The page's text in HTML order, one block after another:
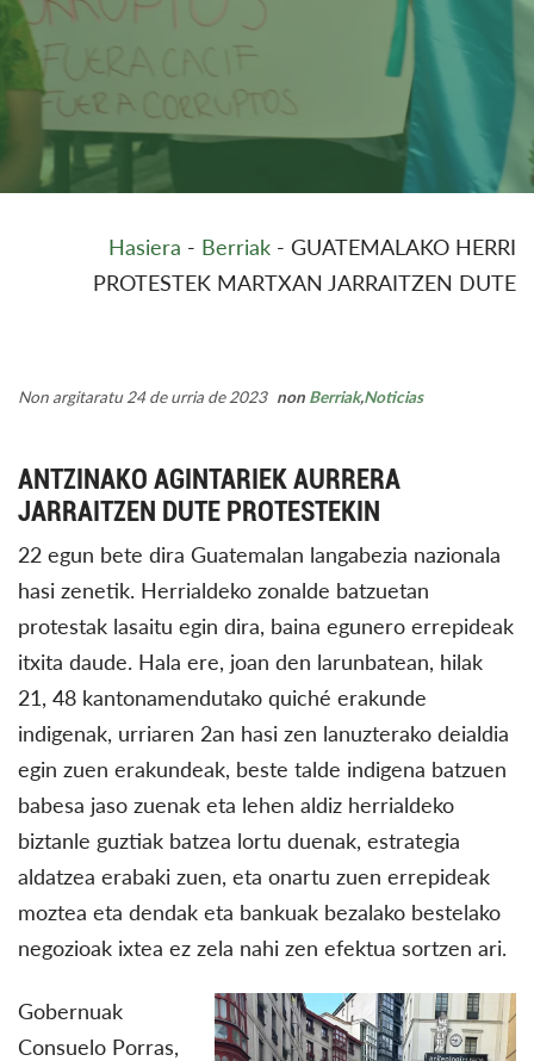
Hasiera - Berriak - GUATEMALAKO HERRI
PROTESTEK MARTXAN JARRAITZEN DUTE
Non argitaratu 24 de urria de 2023 non Berriak,Noticias
ANTZINAKO AGINTARIEK AURRERA
JARRAITZEN DUTE PROTESTEKIN
22 egun bete dira Guatemalan langabezia nazionala
hasi zenetik. Herrialdeko zonalde batzuetan
protestak lasaitu egin dira, baina egunero errepideak
itxita daude. Hala ere, joan den larunbatean, hilak
21, 48 kantonamendutako quiché erakunde
indigenak, urriaren 2an hasi zen lanuzterako deialdia
egin zuen erakundeak, beste talde indigena batzuen
babesa jaso zuenak eta lehen aldiz herrialdeko
biztanle guztiak batzea lortu duenak, estrategia
aldatzea erabaki zuen, eta onartu zuen errepideak
moztea eta dendak eta bankuak bezalako bestelako
negozioak ixtea ez zela nahi zen efektua sortzen ari.
Gobernuak
Consuelo Porras,